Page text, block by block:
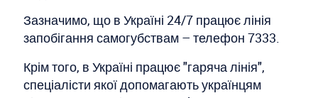
Зазначимо, що в Україні 24/7 працює лінія
запобігання самогубствам – телефон 7333.
Крім того, в Україні працює "гаряча лінія",
спеціалісти якої допомагають українцям